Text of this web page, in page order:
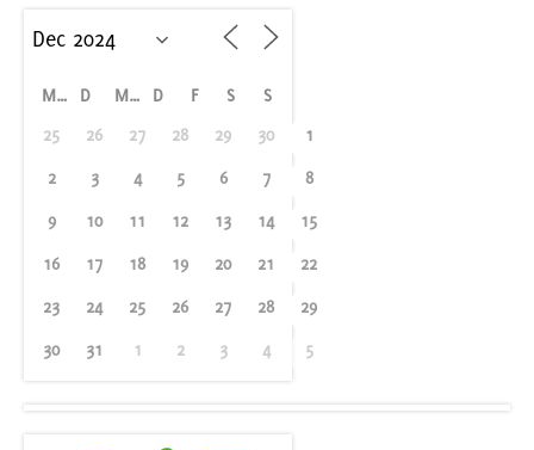
M D M D F S
S
25
26 27 28 29 30 1
2 3 4 5 6 7 8
9 10 11 12 13 14 15
16 17 18 19 20 21 22
23 24 25 26 27 28 29
30 31 1 2 3 4 5